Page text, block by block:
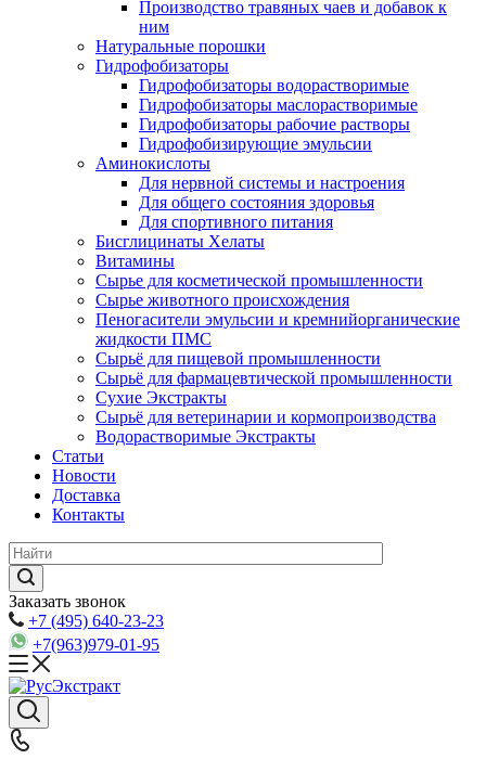
Производство травяных чаев и добавок к
ним
Натуральные порошки
Гидрофобизаторы
Гидрофобизаторы водорастворимые
Гидрофобизаторы маслорастворимые
Гидрофобизаторы рабочие растворы
Гидрофобизирующие эмульсии
Аминокислоты
Для нервной системы и настроения
Для общего состояния здоровья
Для спортивного питания
Бисглицинаты Хелаты
Витамины
Сырье для косметической промышленности
Сырье животного происхождения
Пеногасители эмульсии и кремнийорганические
жидкости ПМС
Сырьё для пищевой промышленности
Сырьё для фармацевтической промышленности
Сухие Экстракты
Сырьё для ветеринарии и кормопроизводства
Водорастворимые Экстракты
Статьи
Новости
Доставка
Контакты
Заказать звонок
+7 (495) 640-23-23
+7(963)979-01-95